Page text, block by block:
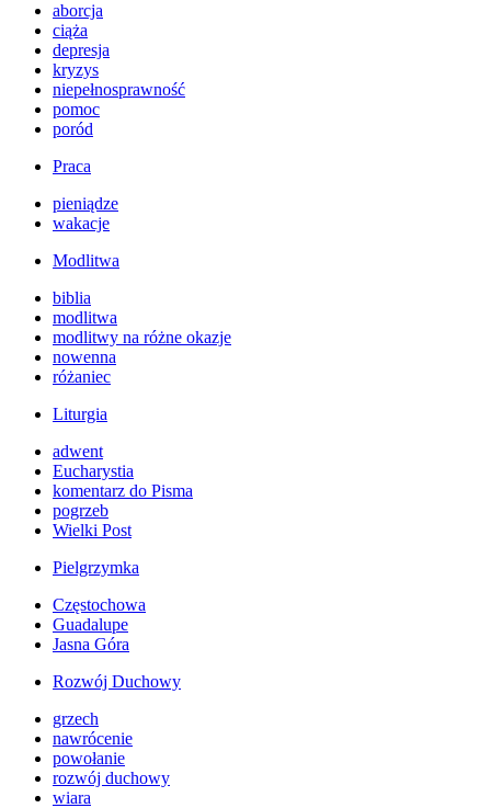
aborcja
ciąża
depresja
kryzys
niepełnosprawność
pomoc
poród
Praca
pieniądze
wakacje
Modlitwa
biblia
modlitwa
modlitwy na różne okazje
nowenna
różaniec
Liturgia
adwent
Eucharystia
komentarz do Pisma
pogrzeb
Wielki Post
Pielgrzymka
Częstochowa
Guadalupe
Jasna Góra
Rozwój Duchowy
grzech
nawrócenie
powołanie
rozwój duchowy
wiara